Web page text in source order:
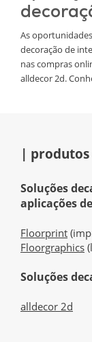
As
decoração de
nas compras
alldecor 2d.
| produtos
Soluções
aplicações
Floorprint
Floorgraphics
Soluções
alldecor 2d